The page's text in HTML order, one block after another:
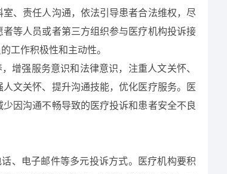
、责任人沟通，依法引导患者合法维权，尽
等人员或者第三方组织参与医疗机构投诉接
工作积极性和主动性。
增强服务意识和法律意识，注重人文关怀、
文关怀、提升沟通技能，优化医疗服务。医
因沟通不畅导致的医疗投诉和患者安全不良
、电子邮件等多元投诉方式。医疗机构要积